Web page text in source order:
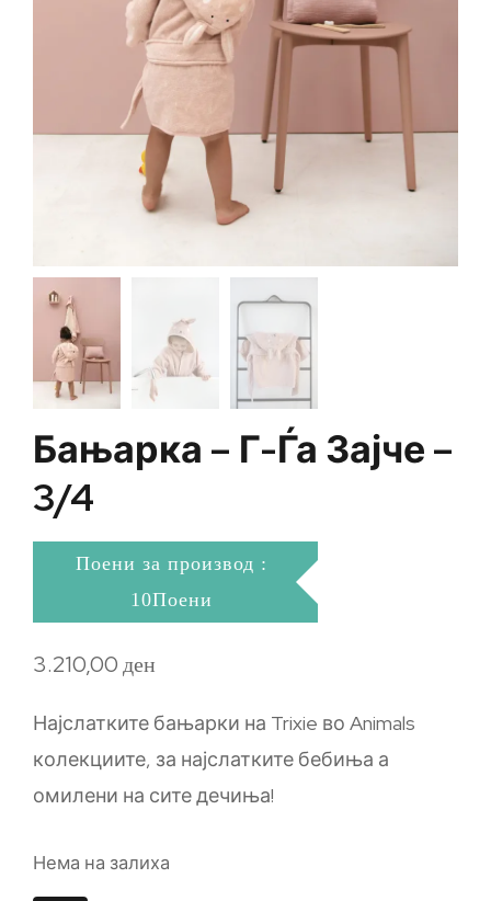
Бањарка – Г-Ѓа Зајче –
3/4
Поени за производ :
10Поени
3.210,00ден
Најслатките бањарки на Trixie во Animals
колекциите, за најслатките бебиња а
омилени на сите дечиња!
Нема на залиха